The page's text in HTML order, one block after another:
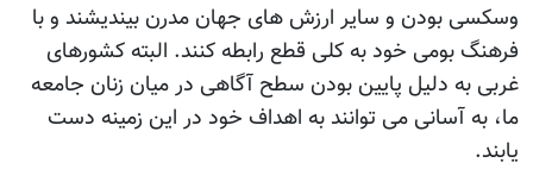
وسکسی بودن و سایر ارزش های جهان مدرن بیندیشند و با
فرهنگ بومی خود به کلی قطع رابطه کنند. البته کشورهای
غربی به دلیل پایین بودن سطح آگاهی در میان زنان جامعه
ما، به آسانی می توانند به اهداف خود در این زمینه دست
یابند.